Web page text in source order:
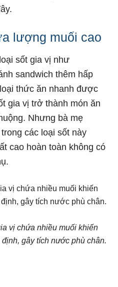
lượng muối cao
sốt gia vị như
sandwich thêm hấp
thức ăn nhanh được
gia vị trở thành món ăn
Nhưng bà mẹ
các loại sốt này
cao hoàn toàn không có
vị chứa nhiều muối khiến
gây tích nước phù chân.